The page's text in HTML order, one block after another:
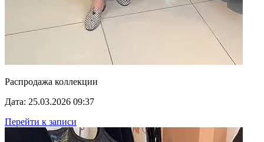
Распродажа коллекции
Дата: 25.03.2026 09:37
Перейти к записи